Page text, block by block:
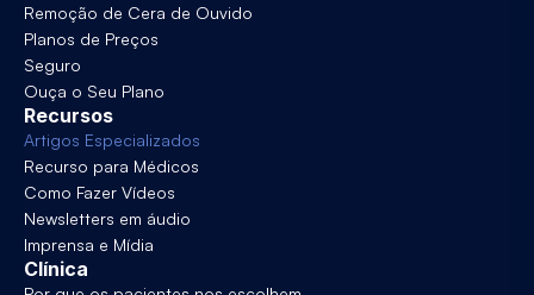
Remoção de Cera de Ouvido
Planos de Preços
Seguro
Ouça o Seu Plano
Recursos
Artigos Especializados
Recurso para Médicos
Como Fazer Vídeos
Newsletters em áudio
Imprensa e Mídia
Clínica